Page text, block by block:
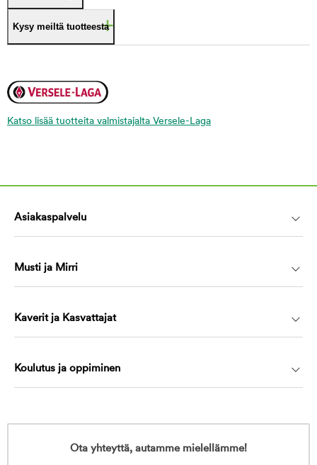
Kysy meiltä tuotteesta
Katso lisää tuotteita valmistajalta Versele-Laga
Asiakaspalvelu
Musti ja Mirri
Kaverit ja Kasvattajat
Koulutus ja oppiminen
Ota yhteyttä, autamme mielellämme!